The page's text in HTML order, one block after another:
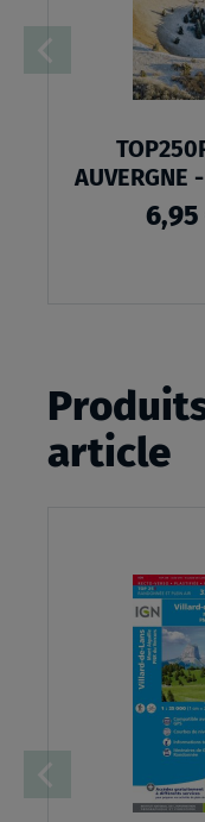
AUVERGNE
6,95
article